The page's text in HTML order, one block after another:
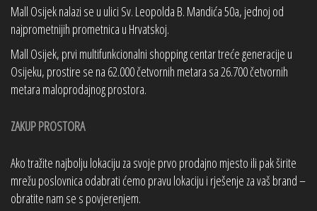
Mall Osijek nalazi se u ulici Sv. Leopolda B. Mandića 50a, jednoj od
najprometnijih prometnica u Hrvatskoj.
Mall Osijek, prvi multifunkcionalni shopping centar treće generacije u
Osijeku, prostire se na 62.000 četvornih metara sa 26.700 četvornih
metara maloprodajnog prostora.
ZAKUP PROSTORA
Ako tražite najbolju lokaciju za svoje prvo prodajno mjesto ili pak širite
mrežu poslovnica odabrati ćemo pravu lokaciju i rješenje za vaš brand –
obratite nam se s povjerenjem.